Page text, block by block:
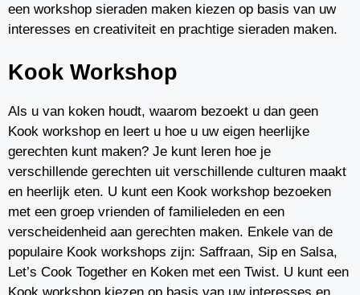
een workshop sieraden maken kiezen op basis van uw
interesses en creativiteit en prachtige sieraden maken.
Kook Workshop
Als u van koken houdt, waarom bezoekt u dan geen
Kook workshop en leert u hoe u uw eigen heerlijke
gerechten kunt maken? Je kunt leren hoe je
verschillende gerechten uit verschillende culturen maakt
en heerlijk eten. U kunt een Kook workshop bezoeken
met een groep vrienden of familieleden en een
verscheidenheid aan gerechten maken. Enkele van de
populaire Kook workshops zijn: Saffraan, Sip en Salsa,
Let’s Cook Together en Koken met een Twist. U kunt een